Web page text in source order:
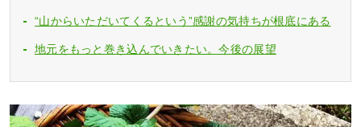
“山からいただいてくるという”感謝の気持ちが根底にある
地元をもっと巻き込んでいきたい。今後の展望